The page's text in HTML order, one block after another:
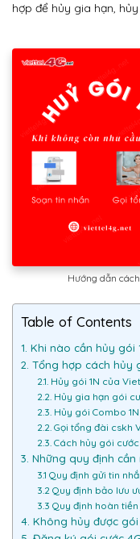
hợp để hủy gia hạn,
Hướng dẫn
Table of Contents
1. Khi nào cần hủy gói
2. Tổng hợp cách hủy
2.1. Hủy gói 1N của
2.2. Hủy gia hạn gói
2.3. Hủy gói Combo
2.2. Gọi tổng đài cskh
2.3. Cách hủy gói
3. Những quy định
3.1 Quy định gửi tin
3.2 Quy định bảo lưu
3.3 Quy định hoàn tiền
4. Không hủy được gói